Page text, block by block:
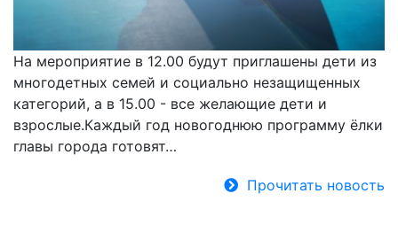
На мероприятие в 12.00 будут приглашены дети из
многодетных семей и социально незащищенных
категорий, а в 15.00 - все желающие дети и
взрослые.Каждый год новогоднюю программу ёлки
главы города готовят…
Прочитать новость